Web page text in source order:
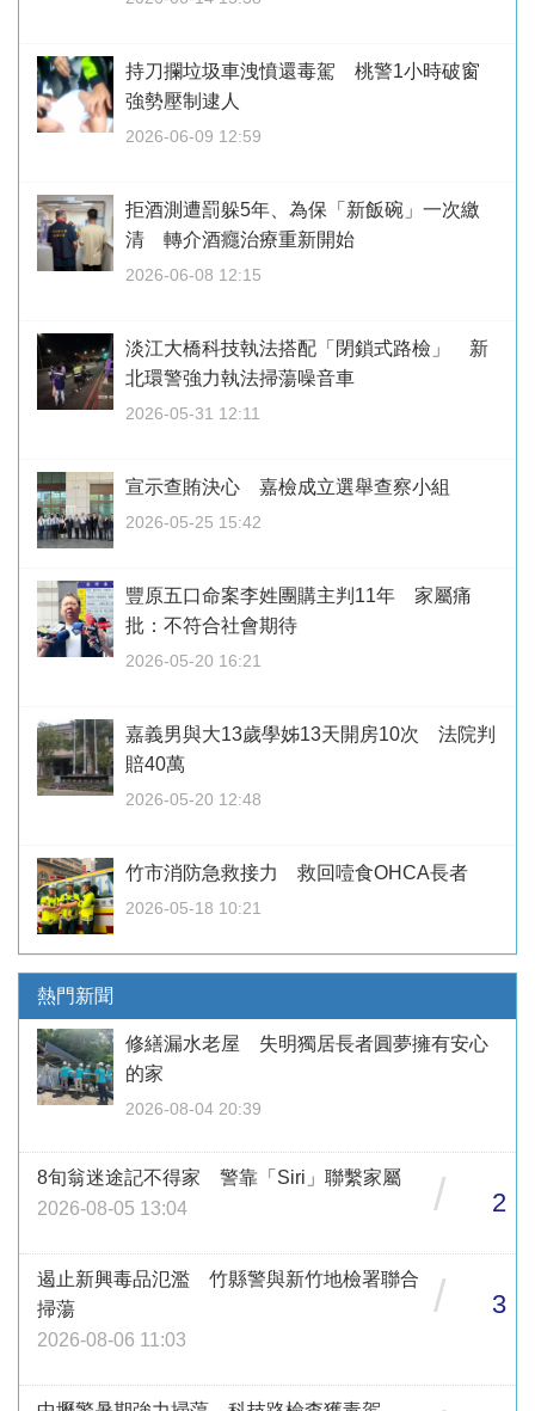
持刀攔垃圾車洩憤還毒駕 桃警1小時破窗
強勢壓制逮人
2026-06-09 12:59
拒酒測遭罰躲5年、為保「新飯碗」一次繳
清 轉介酒癮治療重新開始
2026-06-08 12:15
淡江大橋科技執法搭配「閉鎖式路檢」 新
北環警強力執法掃蕩噪音車
2026-05-31 12:11
宣示查賄決心 嘉檢成立選舉查察小組
2026-05-25 15:42
豐原五口命案李姓團購主判11年 家屬痛
批：不符合社會期待
2026-05-20 16:21
嘉義男與大13歲學姊13天開房10次 法院判
賠40萬
2026-05-20 12:48
竹市消防急救接力 救回噎食OHCA長者
2026-05-18 10:21
熱門新聞
修繕漏水老屋 失明獨居長者圓夢擁有安心
的家
2026-08-04 20:39
8旬翁迷途記不得家 警靠「Siri」聯繫家屬
2026-08-05 13:04
/ 2
遏止新興毒品氾濫 竹縣警與新竹地檢署聯合
掃蕩
2026-08-06 11:03
/ 3